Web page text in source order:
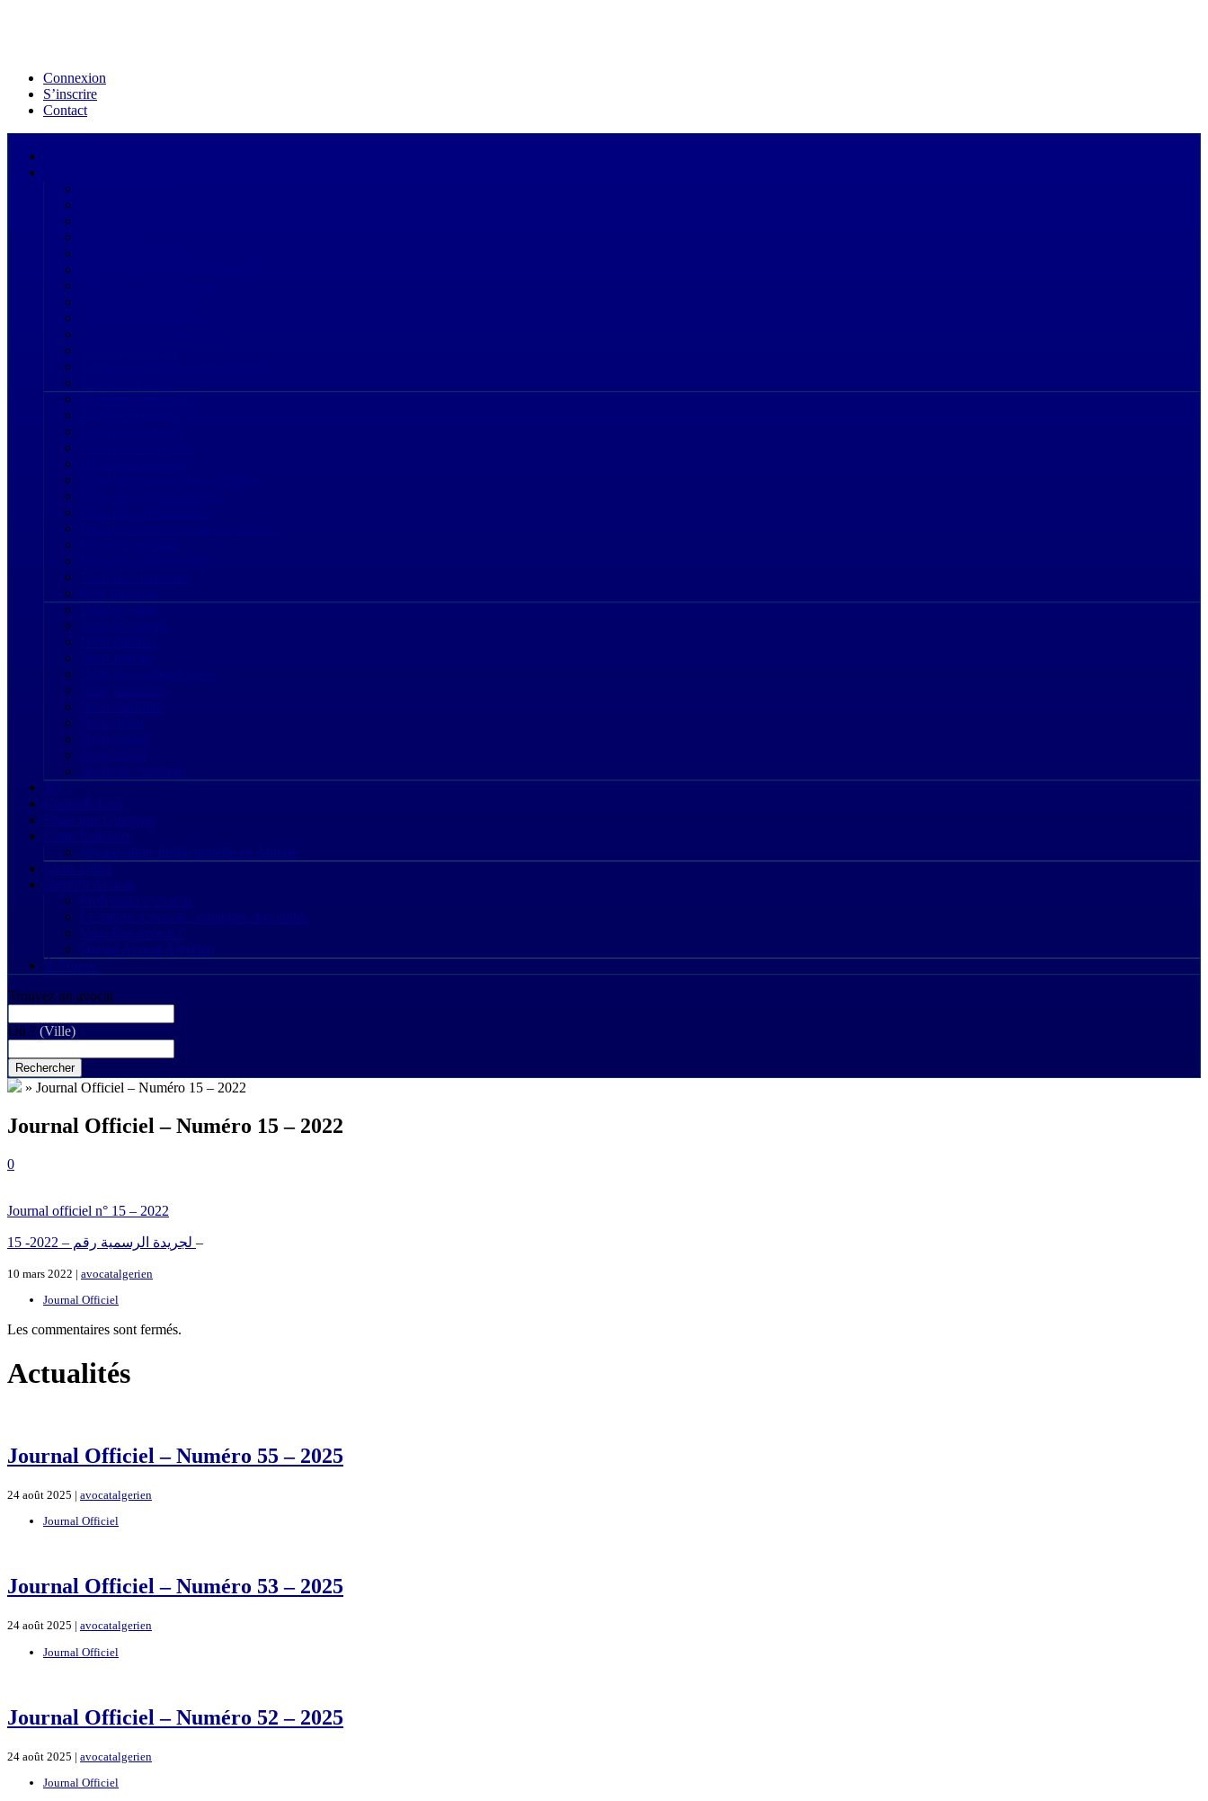
Connexion
S’inscrire
Contact
Droit maritime
Droit pénal
Droit routier
Droit social
Droits de l'homme
JO
Codes & Lois
Poser une Question
Carte Judiciaire
Organisation Juridictionelle en Algérie
Liens Utiles
Devenir Avocat
Profession d’avocat
Le métier d’avocat : quelques spécialités
Vous êtes avocat ?
Digital Avocat Algérien
À Propos
Trouvez un avocat
Où ? (Ville)
Rechercher
» Journal Officiel – Numéro 15 – 2022
Journal Officiel – Numéro 15 – 2022
0
Journal officiel n° 15 – 2022
–
10 mars 2022 | avocatalgerien
Journal Officiel
Les commentaires sont fermés.
Actualités
Journal Officiel – Numéro 55 – 2025
24 août 2025 | avocatalgerien
Journal Officiel
Journal Officiel – Numéro 53 – 2025
24 août 2025 | avocatalgerien
Journal Officiel
Journal Officiel – Numéro 52 – 2025
24 août 2025 | avocatalgerien
Journal Officiel